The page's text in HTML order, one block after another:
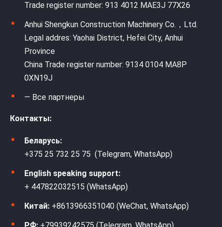
Trade register number: 913 4012 MAE3J 77X26
Anhui Shengkun Construction Machinery Co.，Ltd.
Legal addres: Yaohai District, Hefei City, Anhui
Province
China Trade register number: 9134 0104 MA8P
0XN19J
— Все партнеры
Контакты:
Беларусь:
+375 25 732 25 75 (Telegram, WhatsApp)
English speaking support:
+ 447822032515 (WhatsApp)
Китай: +8613966351040 (WeChat, WhatsApp)